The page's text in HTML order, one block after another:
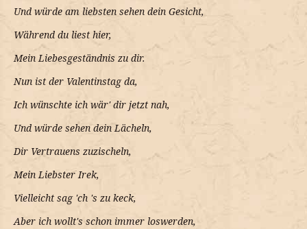
Und würde am liebsten sehen dein Gesicht,
Während du liest hier,
Mein Liebesgeständnis zu dir.
Nun ist der Valentinstag da,
Ich wünschte ich wär' dir jetzt nah,
Und würde sehen dein Lächeln,
Dir Vertrauens zuzischeln,
Mein Liebster Irek,
Vielleicht sag 'ch 's zu keck,
Aber ich wollt's schon immer loswerden,